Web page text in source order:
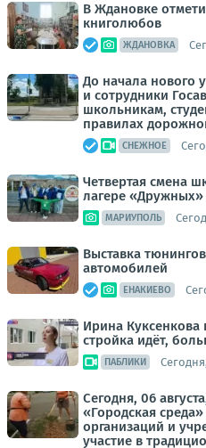
В Ждановке
книголюбов
ЖДАНОВКА
До начала нового
и сотрудники
школьникам,
правилах
СНЕЖНОЕ
Четвертая смена
лагере
МАРИУПОЛЬ
Выставка
автомобилей
ЕНАКИЕВО
Ирина Куксенкова
стройка идёт,
ПАБЛИКИ
Сегодня, 06
«Городская
организаций и
участие в